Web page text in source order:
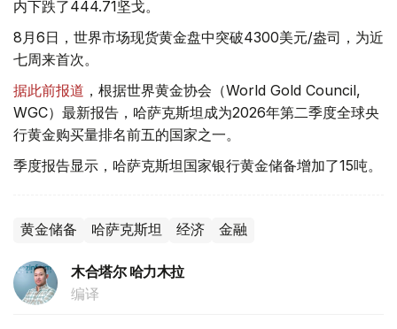
内下跌了444.71坚戈。
8月6日，世界市场现货黄金盘中突破4300美元/盎司，为近
七周来首次。
据此前报道 ，根据世界黄金协会（World Gold Council,
WGC）最新报告，哈萨克斯坦成为2026年第二季度全球央
行黄金购买量排名前五的国家之一。
季度报告显示，哈萨克斯坦国家银行黄金储备增加了15吨。
黄金储备 哈萨克斯坦 经济 金融
木合塔尔 哈力木拉
编译